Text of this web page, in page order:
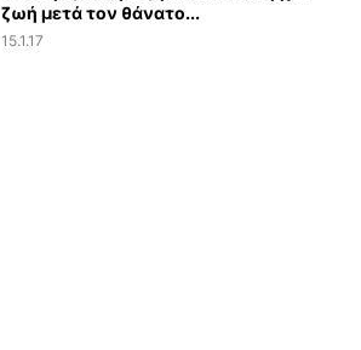
ζωή μετά τον θάνατο...
15.1.17